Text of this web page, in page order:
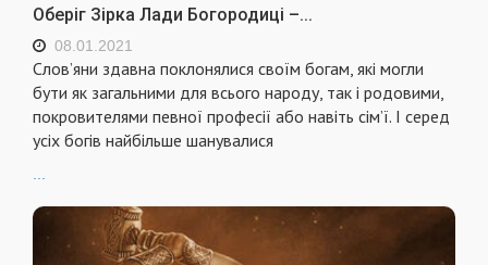
Оберіг Зірка Лади Богородиці –...
08.01.2021
Слов’яни здавна поклонялися своїм богам, які могли
бути як загальними для всього народу, так і родовими,
покровителями певної професії або навіть сім’ї. І серед
усіх богів найбільше шанувалися
...